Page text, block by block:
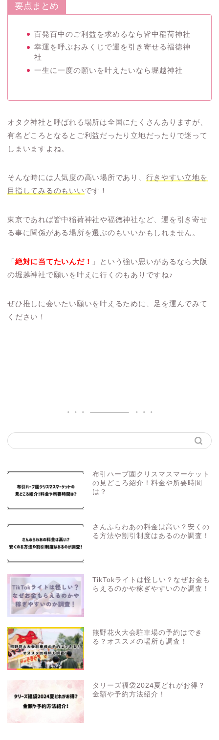
要点まとめ
百発百中のご利益を求めるなら皆中稲荷神社
幸運を呼ぶおみくじで運を引き寄せる福徳神
社
一生に一度の願いを叶えたいなら堀越神社
オタク神社と呼ばれる場所は全国にたくさんありますが、
有名どころとなるとご利益だったり立地だったりで迷って
しまいますよね。
そんな時には人気度の高い場所であり、 行きやすい立地を
目指してみるのもいいです！
東京であれば皆中稲荷神社や福徳神社など、運を引き寄せ
る事に関係がある場所を選ぶのもいいかもしれません。
「絶対に当てたいんだ！
」という強い思いがあるなら大阪
の堀越神社で願いを叶えに行くのもありですね♪
ぜひ推しに会いたい願いを叶えるために、足を運んでみて
ください！
布引ハーブ園クリスマスマーケット
の見どころ紹介！料金や所要時間
は？
さんふらわあの料金は高い？安くの
る方法や割引制度はあるのか調査！
TikTokライトは怪しい？なぜお金も
らえるのかや稼ぎやすいのか調査！
熊野花火大会駐車場の予約はでき
る？オススメの場所も調査！
タリーズ福袋2024夏どれがお得？
金額や予約方法紹介！